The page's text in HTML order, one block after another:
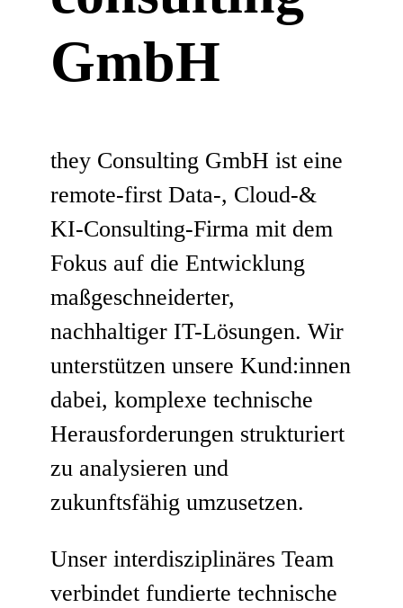
GmbH
they Consulting GmbH ist eine
remote-first Data-, Cloud-&
KI-Consulting-Firma mit dem
Fokus auf die Entwicklung
maßgeschneiderter,
nachhaltiger IT-Lösungen. Wir
unterstützen unsere Kund:innen
dabei, komplexe technische
Herausforderungen strukturiert
zu analysieren und
zukunftsfähig umzusetzen.
Unser interdisziplinäres Team
verbindet fundierte technische